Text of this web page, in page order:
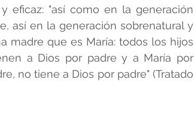
eficaz: "así como en la generación
así en la generación sobrenatural y
madre que es María: todos los hijos
a Dios por padre y a María por
no tiene a Dios por padre" (Tratado